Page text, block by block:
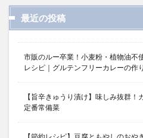
最近の投稿
市販のルー卒業！小麦粉・植物油不
レシピ｜グルテンフリーカレーの作
【旨辛きゅうり漬け】味しみ抜群
定番常備菜